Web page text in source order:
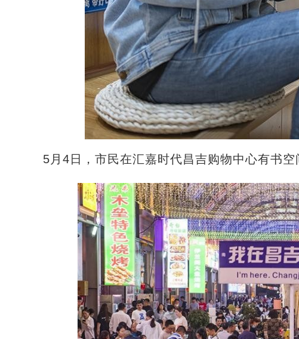
5月4日，市民在汇嘉时代昌吉购物中心有书空